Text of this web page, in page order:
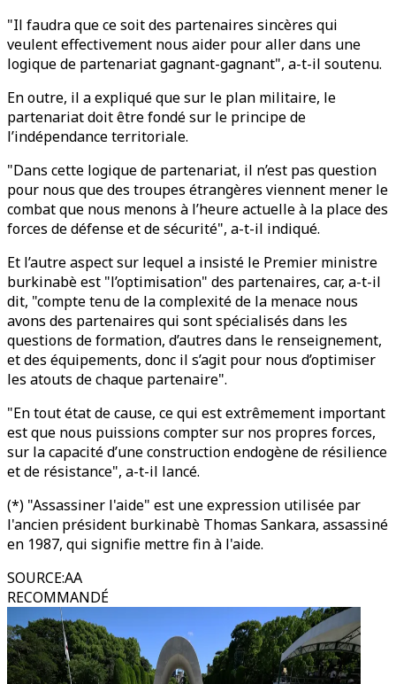
"Il faudra que ce soit des partenaires sincères qui
veulent effectivement nous aider pour aller dans une
logique de partenariat gagnant-gagnant", a-t-il soutenu.
En outre, il a expliqué que sur le plan militaire, le
partenariat doit être fondé sur le principe de
l’indépendance territoriale.
"Dans cette logique de partenariat, il n’est pas question
pour nous que des troupes étrangères viennent mener le
combat que nous menons à l’heure actuelle à la place des
forces de défense et de sécurité", a-t-il indiqué.
Et l’autre aspect sur lequel a insisté le Premier ministre
burkinabè est "l’optimisation" des partenaires, car, a-t-il
dit, "compte tenu de la complexité de la menace nous
avons des partenaires qui sont spécialisés dans les
questions de formation, d’autres dans le renseignement,
et des équipements, donc il s’agit pour nous d’optimiser
les atouts de chaque partenaire".
"En tout état de cause, ce qui est extrêmement important
est que nous puissions compter sur nos propres forces,
sur la capacité d’une construction endogène de résilience
et de résistance", a-t-il lancé.
(*) "Assassiner l'aide" est une expression utilisée par
l'ancien président burkinabè Thomas Sankara, assassiné
en 1987, qui signifie mettre fin à l'aide.
SOURCE:AA
RECOMMANDÉ